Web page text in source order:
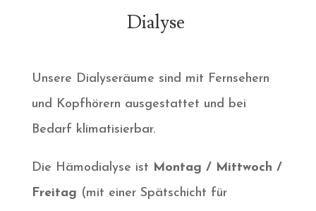
Dialyse
Unsere Dialyseräume sind mit Fernsehern
und Kopfhörern ausgestattet und bei
Bedarf klimatisierbar.
Die Hämodialyse ist Montag / Mittwoch /
Freitag (mit einer Spätschicht für